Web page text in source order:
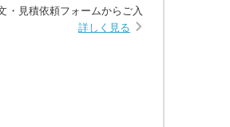
・見積依頼フォームからご入
詳しく見る